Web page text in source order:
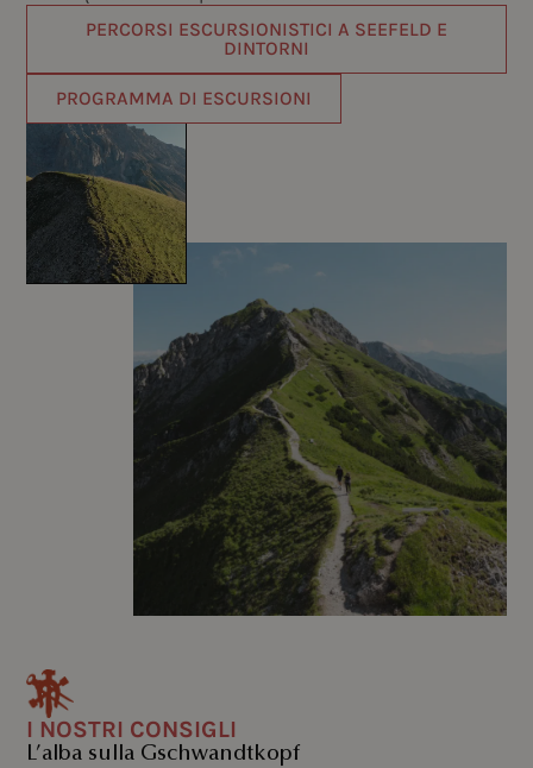
PERCORSI ESCURSIONISTICI A SEEFELD E
DINTORNI
PROGRAMMA DI ESCURSIONI
I NOSTRI CONSIGLI
L’alba sulla Gschwandtkopf